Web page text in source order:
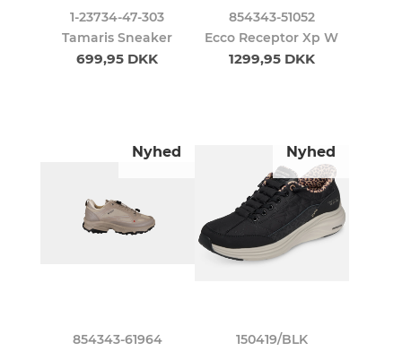
1-23734-47-303
Tamaris Sneaker
699,95 DKK
854343-51052
Ecco Receptor Xp W
1299,95 DKK
Nyhed
854343-61964
Nyhed
150419/BLK